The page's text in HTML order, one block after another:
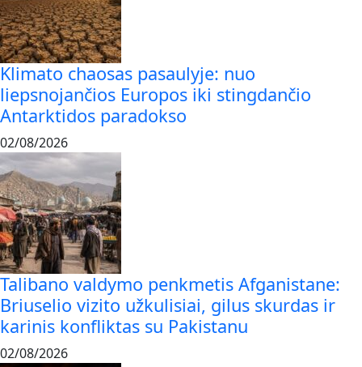
Klimato chaosas pasaulyje: nuo
liepsnojančios Europos iki stingdančio
Antarktidos paradokso
02/08/2026
Talibano valdymo penkmetis Afganistane:
Briuselio vizito užkulisiai, gilus skurdas ir
karinis konfliktas su Pakistanu
02/08/2026